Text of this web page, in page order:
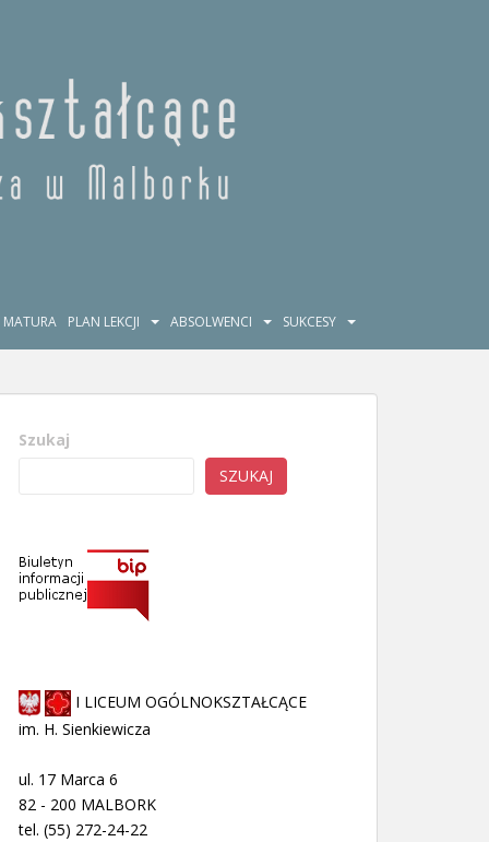
MATURA PLAN LEKCJI ABSOLWENCI SUKCESY
Szukaj
SZUKAJ
I LICEUM OGÓLNOKSZTAŁCĄCE
im. H. Sienkiewicza
ul. 17 Marca 6
82 - 200 MALBORK
tel. (55) 272-24-22